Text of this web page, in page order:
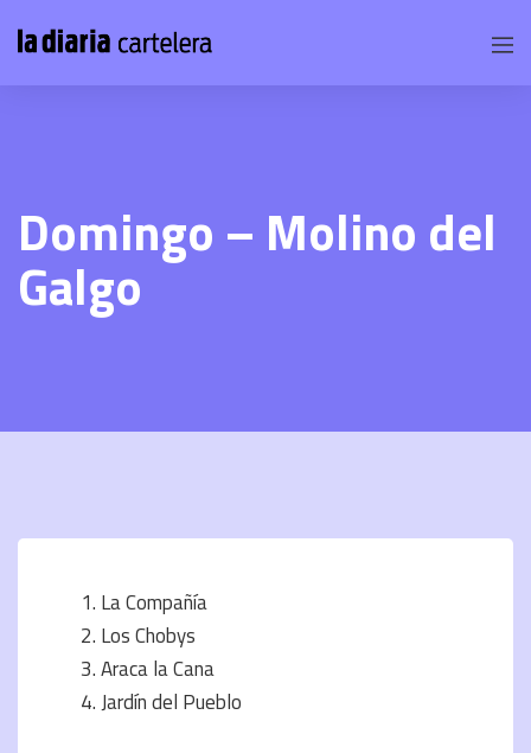
Domingo – Molino del
Galgo
La Compañía
Los Chobys
Araca la Cana
Jardín del Pueblo